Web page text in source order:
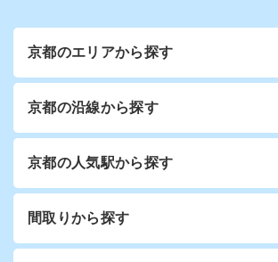
京都のエリアから探す
京都の沿線から探す
京都の人気駅から探す
間取りから探す